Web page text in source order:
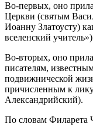
Во-первых, оно
Церкви (святым
Иоанну Златоусту)
вселенский
Во-вторых, оно
писателям,
подвижнической
причисленным к
Александрийский).
По словам Филарета